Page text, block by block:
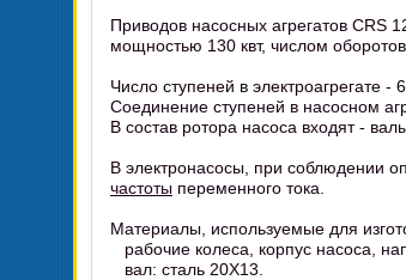
Приводов насосных агрегатов CRS
мощностью 130 квт, числом
Число ступеней в электроагрегате - 6.
Соединение ступеней в насосном
В состав ротора насоса входят -
В электронасосы, при соблюдении
частоты переменного тока.
Материалы, используемые для
рабочие колеса, корпус насоса,
вал: сталь 20Х13.